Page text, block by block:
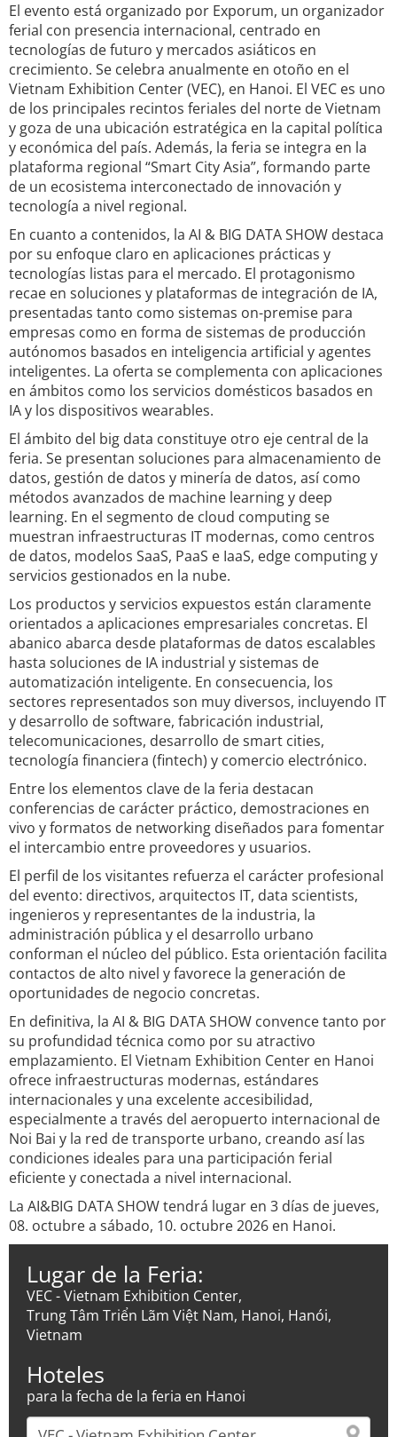
El evento está organizado por Exporum, un organizador
ferial con presencia internacional, centrado en
tecnologías de futuro y mercados asiáticos en
crecimiento. Se celebra anualmente en otoño en el
Vietnam Exhibition Center (VEC), en Hanoi. El VEC es uno
de los principales recintos feriales del norte de Vietnam
y goza de una ubicación estratégica en la capital política
y económica del país. Además, la feria se integra en la
plataforma regional “Smart City Asia”, formando parte
de un ecosistema interconectado de innovación y
tecnología a nivel regional.
En cuanto a contenidos, la AI & BIG DATA SHOW destaca
por su enfoque claro en aplicaciones prácticas y
tecnologías listas para el mercado. El protagonismo
recae en soluciones y plataformas de integración de IA,
presentadas tanto como sistemas on-premise para
empresas como en forma de sistemas de producción
autónomos basados en inteligencia artificial y agentes
inteligentes. La oferta se complementa con aplicaciones
en ámbitos como los servicios domésticos basados en
IA y los dispositivos wearables.
El ámbito del big data constituye otro eje central de la
feria. Se presentan soluciones para almacenamiento de
datos, gestión de datos y minería de datos, así como
métodos avanzados de machine learning y deep
learning. En el segmento de cloud computing se
muestran infraestructuras IT modernas, como centros
de datos, modelos SaaS, PaaS e IaaS, edge computing y
servicios gestionados en la nube.
Los productos y servicios expuestos están claramente
orientados a aplicaciones empresariales concretas. El
abanico abarca desde plataformas de datos escalables
hasta soluciones de IA industrial y sistemas de
automatización inteligente. En consecuencia, los
sectores representados son muy diversos, incluyendo IT
y desarrollo de software, fabricación industrial,
telecomunicaciones, desarrollo de smart cities,
tecnología financiera (fintech) y comercio electrónico.
Entre los elementos clave de la feria destacan
conferencias de carácter práctico, demostraciones en
vivo y formatos de networking diseñados para fomentar
el intercambio entre proveedores y usuarios.
El perfil de los visitantes refuerza el carácter profesional
del evento: directivos, arquitectos IT, data scientists,
ingenieros y representantes de la industria, la
administración pública y el desarrollo urbano
conforman el núcleo del público. Esta orientación facilita
contactos de alto nivel y favorece la generación de
oportunidades de negocio concretas.
En definitiva, la AI & BIG DATA SHOW convence tanto por
su profundidad técnica como por su atractivo
emplazamiento. El Vietnam Exhibition Center en Hanoi
ofrece infraestructuras modernas, estándares
internacionales y una excelente accesibilidad,
especialmente a través del aeropuerto internacional de
Noi Bai y la red de transporte urbano, creando así las
condiciones ideales para una participación ferial
eficiente y conectada a nivel internacional.
La AI&BIG DATA SHOW tendrá lugar en 3 días de jueves,
08. octubre a sábado, 10. octubre 2026 en Hanoi.
Lugar de la Feria:
VEC - Vietnam Exhibition Center,
Trung Tâm Triển Lãm Việt Nam, Hanoi, Hanói,
Vietnam
Hoteles
para la fecha de la feria en Hanoi